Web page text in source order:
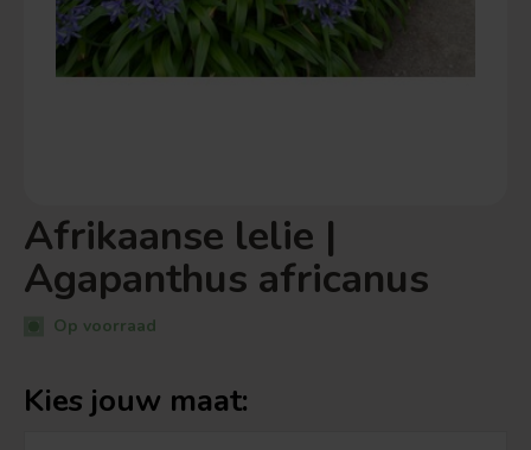
Afrikaanse lelie |
Agapanthus africanus
Op voorraad
Kies jouw maat: